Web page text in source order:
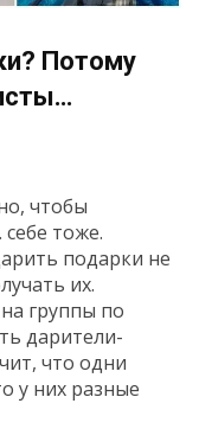
Потому
чтобы
тоже.
подарки не
их.
группы по
дарители-
что одни
у них разные